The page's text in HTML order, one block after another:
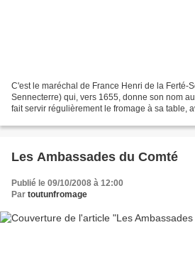
C'est le maréchal de France Henri de la Ferté-
Sennecterre) qui, vers 1655, donne son nom
fait servir régulièrement le fromage à sa table,
Les Ambassades du Comté
Publié le 09/10/2008 à 12:00
Par toutunfromage